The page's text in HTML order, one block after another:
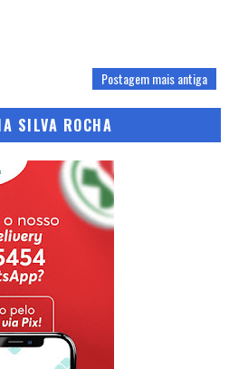
Postagem mais antiga
SILVA ROCHA